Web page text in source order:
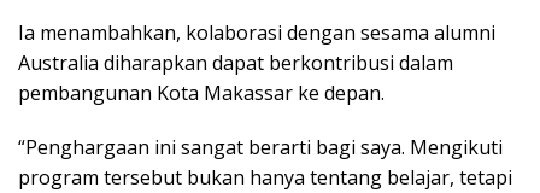
Ia menambahkan, kolaborasi dengan sesama alumni
Australia diharapkan dapat berkontribusi dalam
pembangunan Kota Makassar ke depan.
“Penghargaan ini sangat berarti bagi saya. Mengikuti
program tersebut bukan hanya tentang belajar, tetapi